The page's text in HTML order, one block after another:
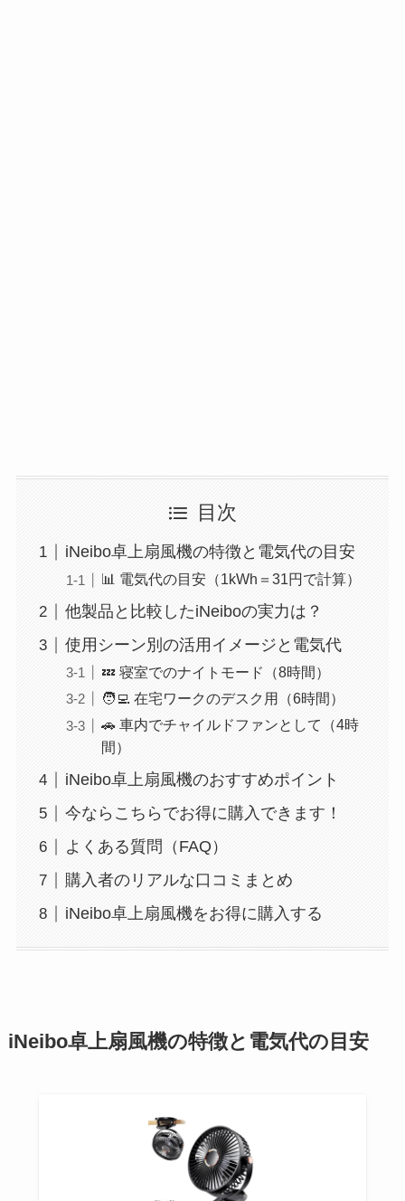
目次
iNeibo卓上扇風機の特徴と電気代の目安
📊 電気代の目安（1kWh＝31円で計算）
他製品と比較したiNeiboの実力は？
使用シーン別の活用イメージと電気代
💤 寝室でのナイトモード（8時間）
🧑‍💻 在宅ワークのデスク用（6時間）
🚗 車内でチャイルドファンとして（4時
間）
iNeibo卓上扇風機のおすすめポイント
今ならこちらでお得に購入できます！
よくある質問（FAQ）
購入者のリアルな口コミまとめ
iNeibo卓上扇風機をお得に購入する
iNeibo卓上扇風機の特徴と電気代の目安